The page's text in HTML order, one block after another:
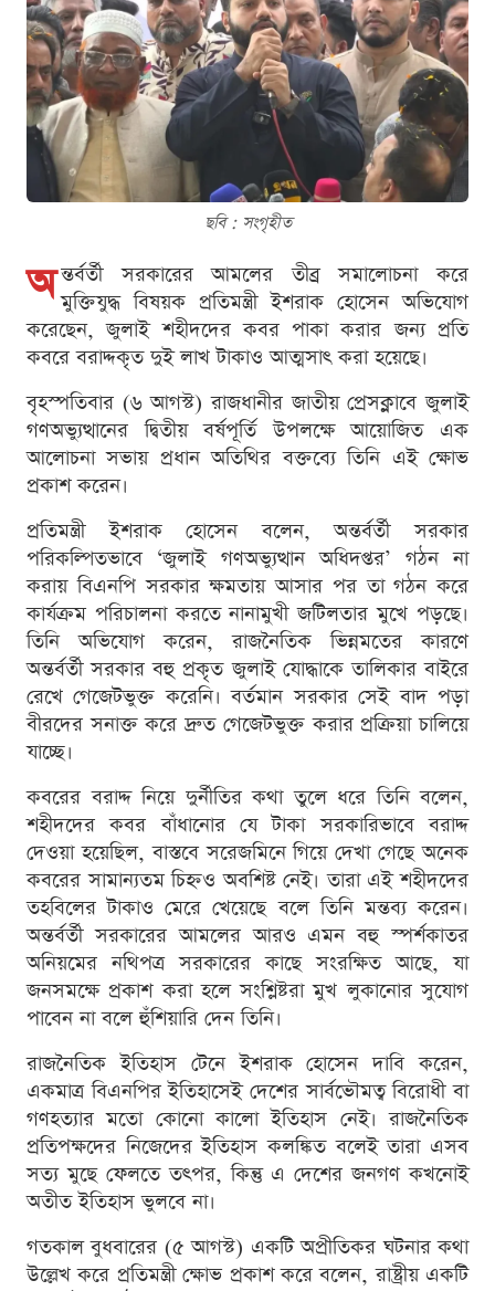
ছবি : সংগৃহীত
অ ন্তর্বর্তী সরকারের আমলের তীব্র সমালোচনা করে
মুক্তিযুদ্ধ বিষয়ক প্রতিমন্ত্রী ইশরাক হোসেন অভিযোগ
করেছেন, জুলাই শহীদদের কবর পাকা করার জন্য প্রতি
কবরে বরাদ্দকৃত দুই লাখ টাকাও আত্মসাৎ করা হয়েছে।
বৃহস্পতিবার (৬ আগস্ট) রাজধানীর জাতীয় প্রেসক্লাবে জুলাই
গণঅভ্যুত্থানের দ্বিতীয় বর্ষপূর্তি উপলক্ষে আয়োজিত এক
আলোচনা সভায় প্রধান অতিথির বক্তব্যে তিনি এই ক্ষোভ
প্রকাশ করেন।
প্রতিমন্ত্রী ইশরাক হোসেন বলেন, অন্তর্বর্তী সরকার
পরিকল্পিতভাবে ‘জুলাই গণঅভ্যুত্থান অধিদপ্তর’ গঠন না
করায় বিএনপি সরকার ক্ষমতায় আসার পর তা গঠন করে
কার্যক্রম পরিচালনা করতে নানামুখী জটিলতার মুখে পড়ছে।
তিনি অভিযোগ করেন, রাজনৈতিক ভিন্নমতের কারণে
অন্তর্বর্তী সরকার বহু প্রকৃত জুলাই যোদ্ধাকে তালিকার বাইরে
রেখে গেজেটভুক্ত করেনি। বর্তমান সরকার সেই বাদ পড়া
বীরদের সনাক্ত করে দ্রুত গেজেটভুক্ত করার প্রক্রিয়া চালিয়ে
যাচ্ছে।
কবরের বরাদ্দ নিয়ে দুর্নীতির কথা তুলে ধরে তিনি বলেন,
শহীদদের কবর বাঁধানোর যে টাকা সরকারিভাবে বরাদ্দ
দেওয়া হয়েছিল, বাস্তবে সরেজমিনে গিয়ে দেখা গেছে অনেক
কবরের সামান্যতম চিহ্নও অবশিষ্ট নেই। তারা এই শহীদদের
তহবিলের টাকাও মেরে খেয়েছে বলে তিনি মন্তব্য করেন।
অন্তর্বর্তী সরকারের আমলের আরও এমন বহু স্পর্শকাতর
অনিয়মের নথিপত্র সরকারের কাছে সংরক্ষিত আছে, যা
জনসমক্ষে প্রকাশ করা হলে সংশ্লিষ্টরা মুখ লুকানোর সুযোগ
পাবেন না বলে হুঁশিয়ারি দেন তিনি।
রাজনৈতিক ইতিহাস টেনে ইশরাক হোসেন দাবি করেন,
একমাত্র বিএনপির ইতিহাসেই দেশের সার্বভৌমত্ব বিরোধী বা
গণহত্যার মতো কোনো কালো ইতিহাস নেই। রাজনৈতিক
প্রতিপক্ষদের নিজেদের ইতিহাস কলঙ্কিত বলেই তারা এসব
সত্য মুছে ফেলতে তৎপর, কিন্তু এ দেশের জনগণ কখনোই
অতীত ইতিহাস ভুলবে না।
গতকাল বুধবারের (৫ আগস্ট) একটি অপ্রীতিকর ঘটনার কথা
উল্লেখ করে প্রতিমন্ত্রী ক্ষোভ প্রকাশ করে বলেন, রাষ্ট্রীয় একটি